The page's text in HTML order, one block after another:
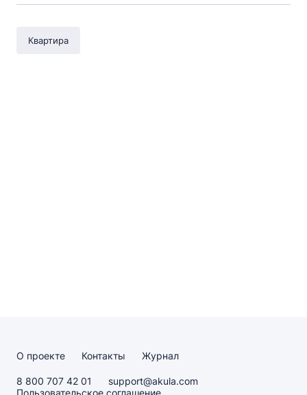
Квартира
О проекте Контакты Журнал
8 800 707 42 01
support@akula.com
Пользовательское соглашение